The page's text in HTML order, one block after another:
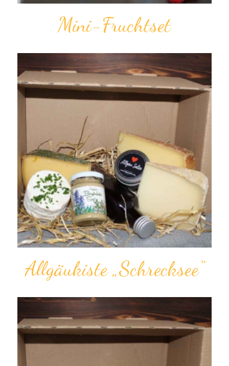
Mini-Fruchtset
Allgäukiste „Schrecksee“